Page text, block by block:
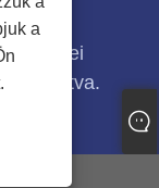
Tongwei
fenntartva.
a